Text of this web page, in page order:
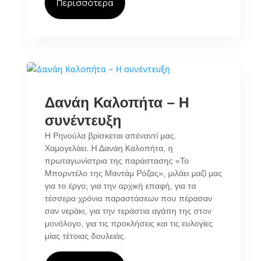
Περισσότερα
Δανάη Καλοπήτα – Η
συνέντευξη
Η Ρηνούλα βρίσκεται απέναντί μας.
Χαμογελάει. Η Δανάη Καλοπήτα, η
πρωταγωνίστρια της παράστασης «Το
Μπορντέλο της Μαντάμ Ρόζας», μιλάει μαζί μας
για το έργο, για την αρχική επαφή, για τα
τέσσερα χρόνια παραστάσεων που πέρασαν
σαν νεράκι, για την τεράστια αγάπη της στον
μονόλογο, για τις προκλήσεις και τις ευλογίες
μίας τέτοιας δουλειάς.